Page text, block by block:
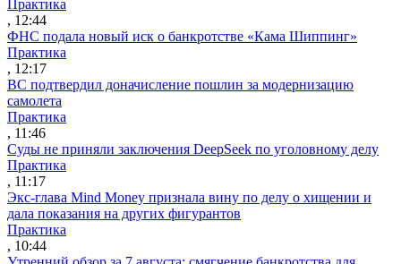
Практика
, 12:44
ФНС подала новый иск о банкротстве «Кама Шиппинг»
Практика
, 12:17
ВС подтвердил доначисление пошлин за модернизацию
самолета
Практика
, 11:46
Суды не приняли заключения DeepSeek по уголовному делу
Практика
, 11:17
Экс-глава Mind Money признала вину по делу о хищении и
дала показания на других фигурантов
Практика
, 10:44